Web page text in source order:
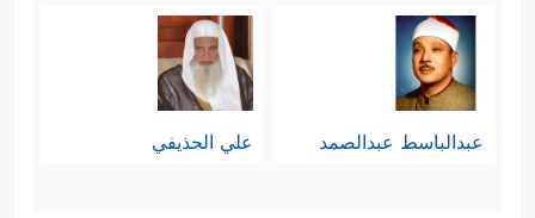
عبدالباسط عبدالصمد علي الحذيفي